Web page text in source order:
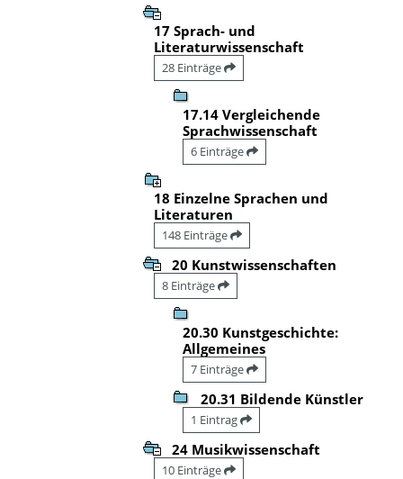
17 Sprach- und
Literaturwissenschaft
28 Einträge
17.14 Vergleichende
Sprachwissenschaft
6 Einträge
18 Einzelne Sprachen und
Literaturen
148 Einträge
20 Kunstwissenschaften
8 Einträge
20.30 Kunstgeschichte:
Allgemeines
7 Einträge
20.31 Bildende Künstler
1 Eintrag
24 Musikwissenschaft
10 Einträge